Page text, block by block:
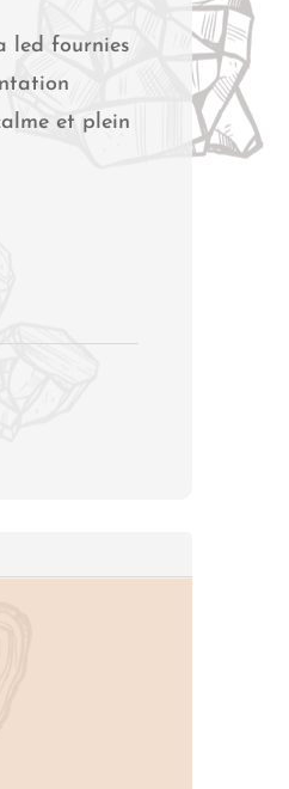
led fournies
et plein